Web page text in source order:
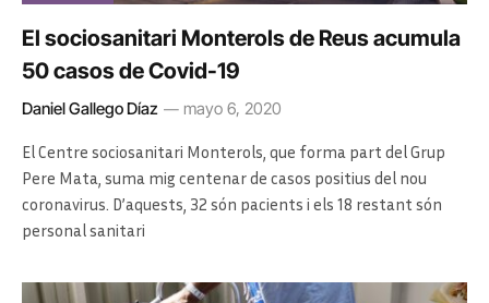
El sociosanitari Monterols de Reus acumula
50 casos de Covid-19
Daniel Gallego Díaz mayo 6, 2020
El Centre sociosanitari Monterols, que forma part del Grup
Pere Mata, suma mig centenar de casos positius del nou
coronavirus. D’aquests, 32 són pacients i els 18 restant són
personal sanitari